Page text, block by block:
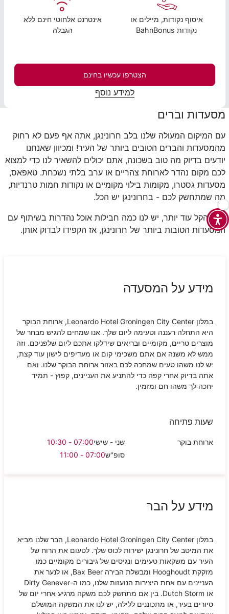
איסוף נקודות, מיילים או
נקודות BahnBonus
אינטרנט אלחוטי חינם ללא
הגבלה
הצטרפו עכשיו בחינם
למידע נוסף
מסעדות וברים
עם המיקום המעולה שלנו בלב חרונינגן, אתה אף פעם לא רחוק
מהמסעדות והברים הטובים ביותר של העיר! ומכיוון שאנחנו
יודעים בדיוק מה טוב בשכונה, אתם יכולים להשאיר לנו כדי למצוא
לכם מקום נהדר לארוחת צהריים או ערב בלתי נשכחת. טאפאס,
מסעדות גסטרו, מקומות בילוי מקומיים או נקודות חמות טרנדיות,
מה שמתחשק לכם - בחרונינגן יש הכל.
כדי להקל עוד יותר, יש לנו כמה חבילות אוכל נהדרות בשיתוף עם
המסעדות הטובות ביותר של חרונינגן, אז הקפידו לבדוק אותן.
מידע על המסעדה
במלון Leonardo Hotel Groningen City Center, ארוחת הבוקר
היא התחלה רעננה וטעימה ליום שלך. אנו שמחים להגיש מבחר של
מוצרים טריים, מקומיים ובריאים שידלקו אתכם ליום שלפניכם. וזה
ממש לא משנה אם אתם משכימי קום או מעדיפים לישון עוד קצת,
יש לנו משהו טעים שמחכה לכם באזור ארוחת הבוקר שלנו. ואם
אתה בדיוק אחרי קפה כדי להתניע את העניינים, קפוץ - תמיד
יחכה לך משהו חם ומזמין.
שעות פתיחה
ארוחת בוקר שני - שישי07:00 - 10:30
סופ"ש07:00 - 11:00
מידע על הבר
במלון Leonardo Hotel Groningen City Center, הבר שלנו מביא
את המיטב של חרונינגן ישירות לכוס שלך. לטעום את הרוח של
העיר עם משקאות טעימים ונגיסים של גיבורים מקומיים כמו
מזקקת Hooghoudt ומבשלת הבירה Bax Beer, או לנער את
העניינים עם אחת היצירות הנועזות שלנו, כמו ה-Dirty Genever
או Dutch Storm. בין אם מתחשק לכם משקה מרגיע אחרי יום של
סיורים בעיר, או מתכוננים ללילה, יש לנו את המשקה המושלם